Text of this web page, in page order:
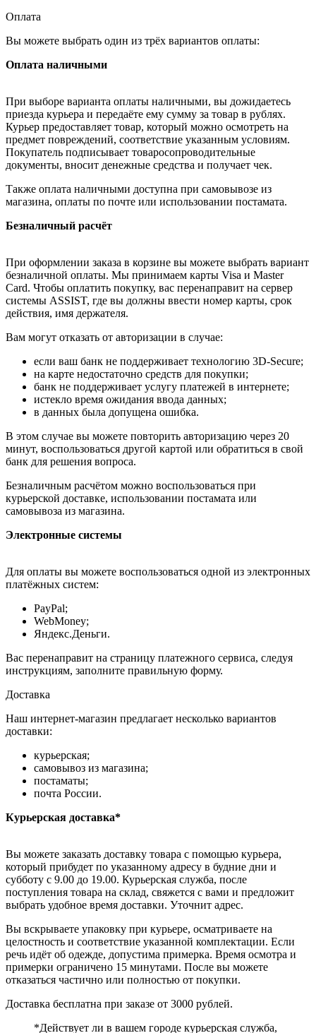
Оплата
Вы можете выбрать один из трёх вариантов оплаты:
Оплата наличными
При выборе варианта оплаты наличными, вы дожидаетесь
приезда курьера и передаёте ему сумму за товар в рублях.
Курьер предоставляет товар, который можно осмотреть на
предмет повреждений, соответствие указанным условиям.
Покупатель подписывает товаросопроводительные
документы, вносит денежные средства и получает чек.
Также оплата наличными доступна при самовывозе из
магазина, оплаты по почте или использовании постамата.
Безналичный расчёт
При оформлении заказа в корзине вы можете выбрать вариант
безналичной оплаты. Мы принимаем карты Visa и Master
Card. Чтобы оплатить покупку, вас перенаправит на сервер
системы ASSIST, где вы должны ввести номер карты, срок
действия, имя держателя.
Вам могут отказать от авторизации в случае:
если ваш банк не поддерживает технологию 3D-Secure;
на карте недостаточно средств для покупки;
банк не поддерживает услугу платежей в интернете;
истекло время ожидания ввода данных;
в данных была допущена ошибка.
В этом случае вы можете повторить авторизацию через 20
минут, воспользоваться другой картой или обратиться в свой
банк для решения вопроса.
Безналичным расчётом можно воспользоваться при
курьерской доставке, использовании постамата или
самовывоза из магазина.
Электронные системы
Для оплаты вы можете воспользоваться одной из электронных
платёжных систем:
PayPal;
WebMoney;
Яндекс.Деньги.
Вас перенаправит на страницу платежного сервиса, следуя
инструкциям, заполните правильную форму.
Доставка
Наш интернет-магазин предлагает несколько вариантов
доставки:
курьерская;
самовывоз из магазина;
постаматы;
почта России.
Курьерская доставка*
Вы можете заказать доставку товара с помощью курьера,
который прибудет по указанному адресу в будние дни и
субботу с 9.00 до 19.00. Курьерская служба, после
поступления товара на склад, свяжется с вами и предложит
выбрать удобное время доставки. Уточнит адрес.
Вы вскрываете упаковку при курьере, осматриваете на
целостность и соответствие указанной комплектации. Если
речь идёт об одежде, допустима примерка. Время осмотра и
примерки ограничено 15 минутами. После вы можете
отказаться частично или полностью от покупки.
Доставка бесплатна при заказе от 3000 рублей.
*Действует ли в вашем городе курьерская служба,